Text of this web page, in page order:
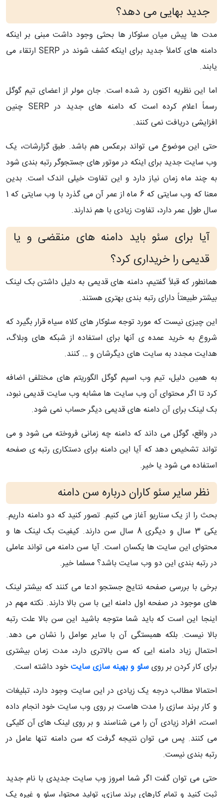
جدید بهایی می دهد؟
مدت ها پیش میان سئوکار ها بحثی وجود داشت مبنی بر اینکه
دامنه های کاملاً جدید برای اینکه کشف شوند در SERP ارتقاء می
یابند.
اما این نظریه اکنون رد شده است. جان مولر از اعضای تیم گوگل
رسماً اعلام کرده است که دامنه های جدید در SERP چنین
افزایشی دریافت نمی کنند.
حتی این موضوع می تواند برعکس هم باشد. طبق گزارشات، یک
وب سایت جدید برای اینکه در موتور های جستجوگر رتبه بندی شود
به چند ماه زمان نیاز دارد و این تفاوت خیلی اندک است. بدین
معنا که وب سایتی که 6 ماه از عمر آن می گذرد با وب سایتی که 1
سال طول عمر دارد، تفاوت زیادی با هم ندارند.
آیا برای سئو باید دامنه های منقضی و یا
قدیمی را خریداری کرد؟
همانطور که قبلاً گفتیم، دامنه های قدیمی به دلیل داشتن بک لینک
بیشتر طبیعتاً دارای رتبه بندی بهتری هستند.
این چیزی نیست که مورد توجه سئوکار های کلاه سیاه قرار بگیرد که
شروع به خرید عمده ی آنها برای استفاده از شبکه های وبلاگ،
هدایت مجدد به سایت های دیگرشان و … کنند.
به همین دلیل، تیم وب اسپم گوگل الگوریتم های مختلفی اضافه
کرد تا اگر محتوای آن وب سایت ها مشابه وب سایت قدیمی نبود،
بک لینک برای آن دامنه های قدیمی دیگر حساب نمی شود.
در واقع، گوگل می داند که دامنه چه زمانی فروخته می شود و می
تواند تشخیص دهد که آیا این دامنه برای دستکاری رتبه ی صفحه
استفاده می شود یا خیر.
نظر سایر سئو کاران درباره سن دامنه
بحث را از یک سناریو آغاز می کنیم. تصور کنید که دو دامنه داریم.
یکی 3 سال و دیگری 8 سال سن دارند. کیفیت بک لینک ها و
محتوای این سایت ها یکسان است. آیا سن دامنه می تواند عاملی
در رتبه بندی این دو وب سایت باشد؟ مسلما خیر.
برخی با بررسی صفحه نتایج جستجو ادعا می کنند که بیشتر لینک
های موجود در صفحه اول دامنه ایی با سن بالا دارند. نکته مهم در
اینجا این است که باید شما متوجه باشید این سن بالا علت رتبه
بالا نیست. بلکه همبستگی آن با سایر عوامل را نشان می دهد.
احتمال زیاد دامنه ایی که سن بالاتری دارد، مدت زمان بیشتری
برای کار کردن بر رویسئو و بهینه سازی سایتخود داشته است.
احتمالا مطالب درجه یک زیادی در این سایت وجود دارد، تبلیغات
و کار برند سازی را مدت هاست بر روی وب سایت خود انجام داده
است، افراد زیادی آن را می شناسند و بر روی لینک های آن کلیکی
می کنند. پس می توان نتیجه گرفت که سن دامنه تنها عامل در
رتبه بندی نیست.
حتی می توان گفت اگر شما امروز وب سایت جدیدی با نام جدید
ثبت کنید و تمام کارهای برند سازی، تولید محتوا، سئو و غیره یک